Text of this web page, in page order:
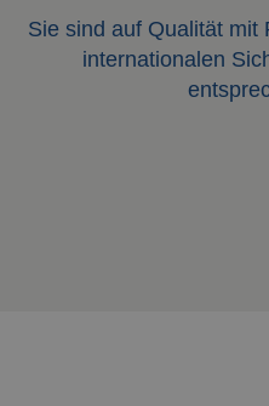
Sie sind auf Qualität mit
internationalen